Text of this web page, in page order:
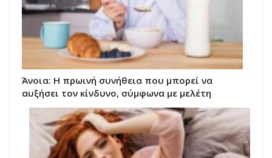
Άνοια: Η πρωινή συνήθεια που μπορεί να
αυξήσει τον κίνδυνο, σύμφωνα με μελέτη